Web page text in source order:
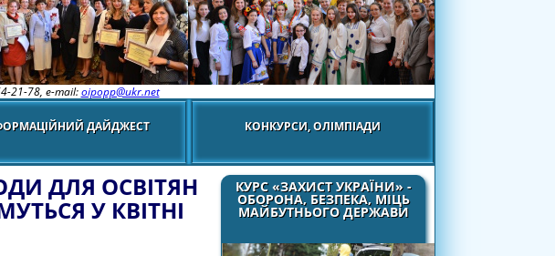
21-78, e-mail:oipopp@ukr.net
ДАЙДЖЕСТ КОНКУРСИ, ОЛІМПІАДИ
КУРС «ЗАХИСТ УКРАЇНИ» -
ОБОРОНА, БЕЗПЕКА, МІЦЬ
МАЙБУТНЬОГО ДЕРЖАВИ
ДЛЯ ОСВІТЯН
У КВІТНІ